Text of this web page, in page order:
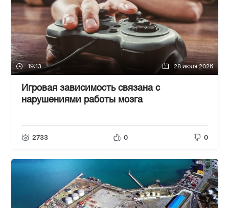
19:13 28 июля 2026
Игровая зависимость связана с
нарушениями работы мозга
2733 0 0